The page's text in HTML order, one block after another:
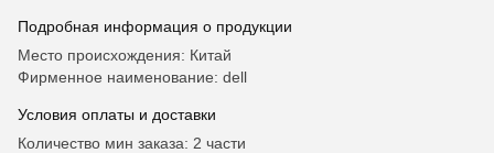
Подробная информация о продукции
Место происхождения: Китай
Фирменное наименование: dell
Условия оплаты и доставки
Количество мин заказа: 2 части